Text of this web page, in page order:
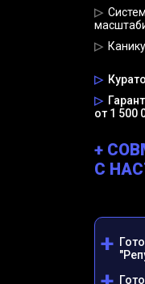
+
▷
▷
▷
▷
от 1 500
+
С